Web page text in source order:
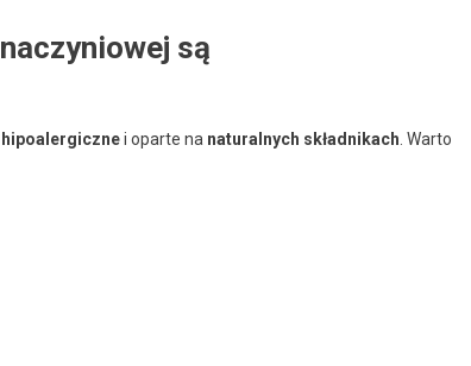
są
hipoalergicznei oparte na naturalnych składnikach . Warto